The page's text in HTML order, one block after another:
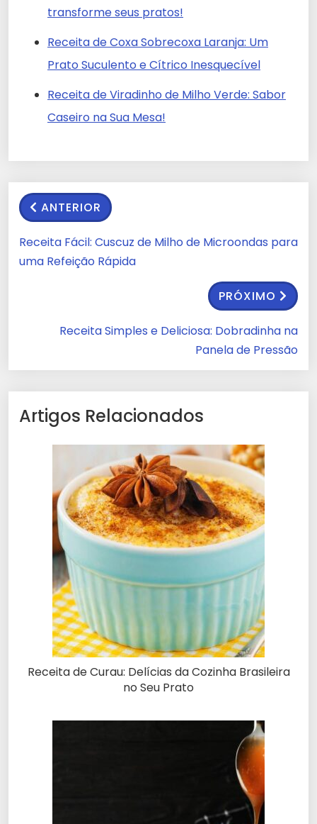
transforme seus pratos!
Receita de Coxa Sobrecoxa Laranja: Um
Prato Suculento e Cítrico Inesquecível
Receita de Viradinho de Milho Verde: Sabor
Caseiro na Sua Mesa!
ANTERIOR
Receita Fácil: Cuscuz de Milho de Microondas para
uma Refeição Rápida
PRÓXIMO
Receita Simples e Deliciosa: Dobradinha na
Panela de Pressão
Artigos Relacionados
Receita de Curau: Delícias da Cozinha Brasileira
no Seu Prato